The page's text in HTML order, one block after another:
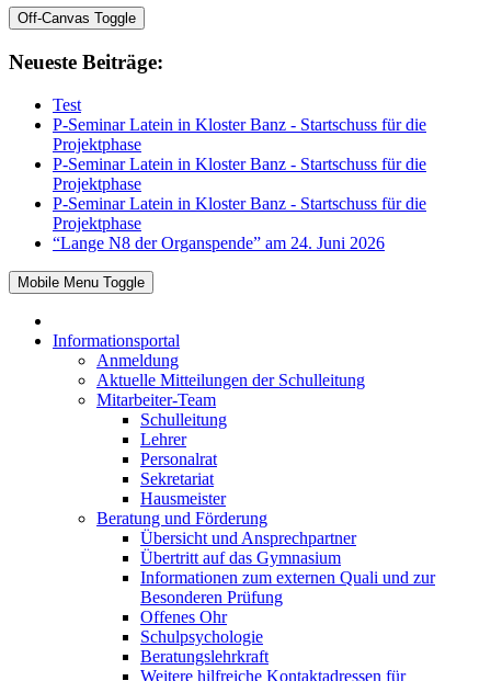
Off-Canvas Toggle
Neueste Beiträge:
Test
P-Seminar Latein in Kloster Banz - Startschuss für die
Projektphase
P-Seminar Latein in Kloster Banz - Startschuss für die
Projektphase
P-Seminar Latein in Kloster Banz - Startschuss für die
Projektphase
“Lange N8 der Organspende” am 24. Juni 2026
Mobile Menu Toggle
Informationsportal
Anmeldung
Aktuelle Mitteilungen der Schulleitung
Mitarbeiter-Team
Schulleitung
Lehrer
Personalrat
Sekretariat
Hausmeister
Beratung und Förderung
Übersicht und Ansprechpartner
Übertritt auf das Gymnasium
Informationen zum externen Quali und zur
Besonderen Prüfung
Offenes Ohr
Schulpsychologie
Beratungslehrkraft
Weitere hilfreiche Kontaktadressen für